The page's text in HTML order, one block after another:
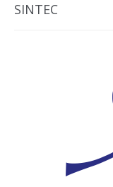
SINTEC